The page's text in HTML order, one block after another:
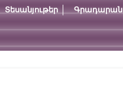
Տեսանյութեր Գրադարան